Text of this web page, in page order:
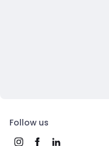
Follow us